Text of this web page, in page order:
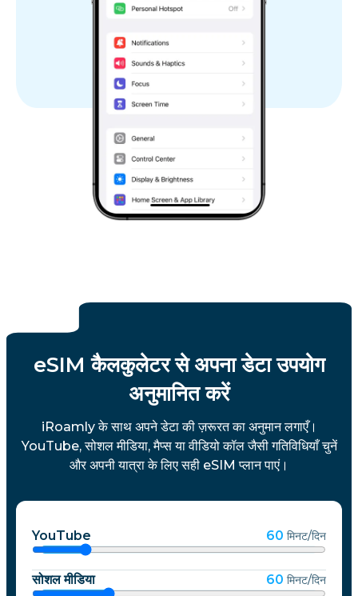
eSIM कैलकुलेटर से अपना डेटा उपयोग
अनुमानित करें
iRoamly के साथ अपने डेटा की ज़रूरत का अनुमान लगाएँ।
YouTube, सोशल मीडिया, मैप्स या वीडियो कॉल जैसी गतिविधियाँ चुनें
और अपनी यात्रा के लिए सही eSIM प्लान पाएं।
YouTube 60 मिनट/दिन
सोशल मीडिया 60 मिनट/दिन